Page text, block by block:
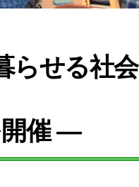
らせる社会
開催 ―